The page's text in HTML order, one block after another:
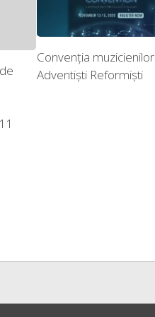
Convenția muzicienilor
Adventiști Reformiști